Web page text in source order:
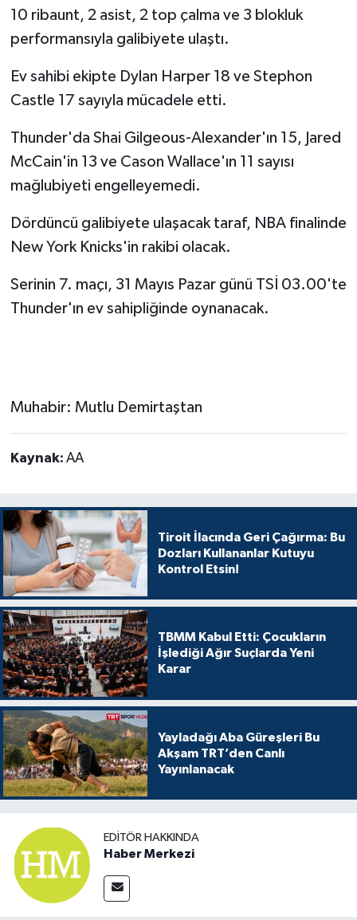
10 ribaunt, 2 asist, 2 top çalma ve 3 blokluk
performansıyla galibiyete ulaştı.
Ev sahibi ekipte Dylan Harper 18 ve Stephon
Castle 17 sayıyla mücadele etti.
Thunder'da Shai Gilgeous-Alexander'ın 15, Jared
McCain'in 13 ve Cason Wallace'ın 11 sayısı
mağlubiyeti engelleyemedi.
Dördüncü galibiyete ulaşacak taraf, NBA finalinde
New York Knicks'in rakibi olacak.
Serinin 7. maçı, 31 Mayıs Pazar günü TSİ 03.00'te
Thunder'ın ev sahipliğinde oynanacak.
Muhabir: Mutlu Demirtaştan
Kaynak: AA
Tiroit İlacında Geri Çağırma: Bu
Dozları Kullananlar Kutuyu
Kontrol Etsin!
TBMM Kabul Etti: Çocukların
İşlediği Ağır Suçlarda Yeni
Karar
Yayladağı Aba Güreşleri Bu
Akşam TRT’den Canlı
Yayınlanacak
EDITÖR HAKKINDA
Haber Merkezi